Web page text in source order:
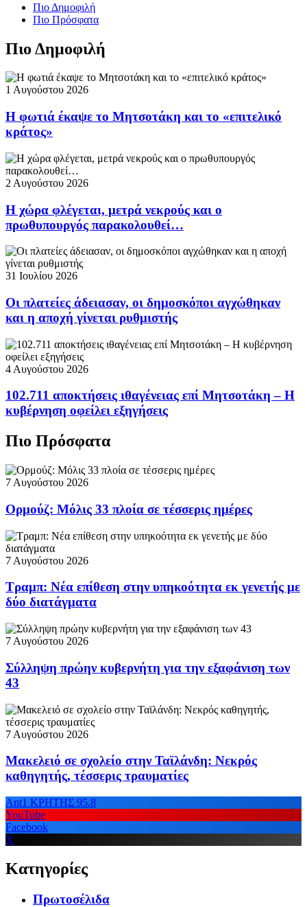
Πιο Δημοφιλή
Πιο Πρόσφατα
Πιο Δημοφιλή
1 Αυγούστου 2026
Η φωτιά έκαψε το Μητσοτάκη και το «επιτελικό
κράτος»
2 Αυγούστου 2026
Η χώρα φλέγεται, μετρά νεκρούς και ο
πρωθυπουργός παρακολουθεί…
31 Ιουλίου 2026
Οι πλατείες άδειασαν, οι δημοσκόποι αγχώθηκαν
και η αποχή γίνεται ρυθμιστής
4 Αυγούστου 2026
102.711 αποκτήσεις ιθαγένειας επί Μητσοτάκη – Η
κυβέρνηση οφείλει εξηγήσεις
Πιο Πρόσφατα
7 Αυγούστου 2026
Ορμούζ: Μόλις 33 πλοία σε τέσσερις ημέρες
7 Αυγούστου 2026
Τραμπ: Νέα επίθεση στην υπηκοότητα εκ γενετής με
δύο διατάγματα
7 Αυγούστου 2026
Σύλληψη πρώην κυβερνήτη για την εξαφάνιση των
43
7 Αυγούστου 2026
Μακελειό σε σχολείο στην Ταϊλάνδη: Νεκρός
καθηγητής, τέσσερις τραυματίες
Ant1 ΚΡΗΤΗΣ 95.8
YouTube
Facebook
X
Κατηγορίες
Πρωτοσέλιδα